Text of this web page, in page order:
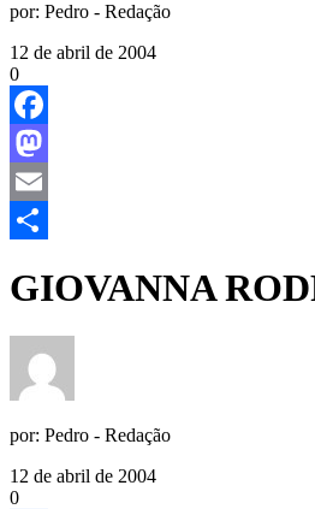
por: Pedro - Redação
12 de abril de 2004
0
Facebook
Mastodon
Email
GIOVANNA
por: Pedro - Redação
12 de abril de 2004
0